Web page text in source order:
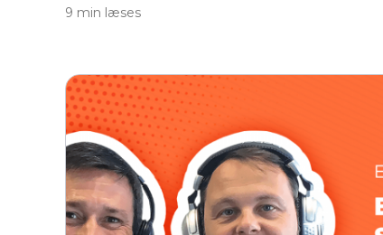
9 min læses